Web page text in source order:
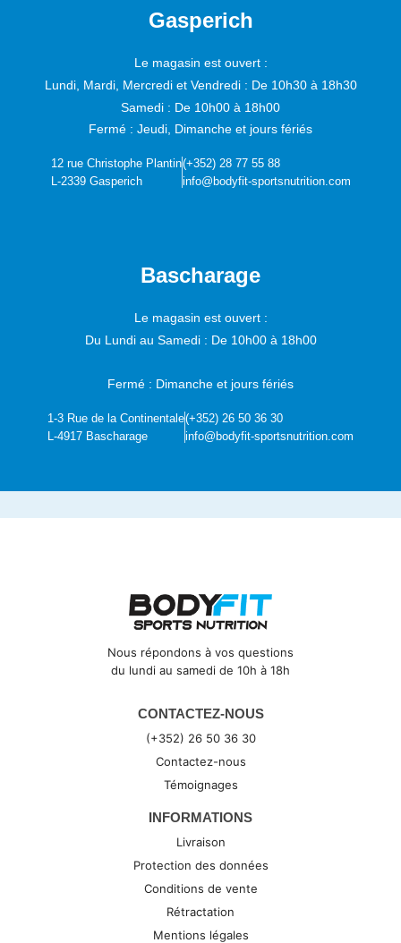
Gasperich
Le magasin est ouvert :
Lundi, Mardi, Mercredi et Vendredi : De 10h30 à 18h30
Samedi : De 10h00 à 18h00
Fermé : Jeudi, Dimanche et jours fériés
12 rue Christophe Plantin
L-2339 Gasperich
(+352) 28 77 55 88
info@bodyfit-sportsnutrition.com
Bascharage
Le magasin est ouvert :
Du Lundi au Samedi : De 10h00 à 18h00
Fermé : Dimanche et jours fériés
1-3 Rue de la Continentale
L-4917 Bascharage
(+352) 26 50 36 30
info@bodyfit-sportsnutrition.com
Nous répondons à vos questions
du lundi au samedi de 10h à 18h
CONTACTEZ-NOUS
(+352) 26 50 36 30
Contactez-nous
Témoignages
INFORMATIONS
Livraison
Protection des données
Conditions de vente
Rétractation
Mentions légales